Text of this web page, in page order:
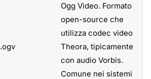
.ogv
Ogg Video. Formato
open-source che
utilizza codec video
Theora, tipicamente
con audio Vorbis.
Comune nei sistemi